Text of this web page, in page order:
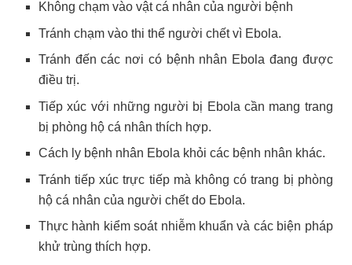
Không chạm vào vật cá nhân của người bệnh
Tránh chạm vào thi thể người chết vì Ebola.
Tránh đến các nơi có bệnh nhân Ebola đang được
điều trị.
Tiếp xúc với những người bị Ebola cần mang trang
bị phòng hộ cá nhân thích hợp.
Cách ly bệnh nhân Ebola khỏi các bệnh nhân khác.
Tránh tiếp xúc trực tiếp mà không có trang bị phòng
hộ cá nhân của người chết do Ebola.
Thực hành kiểm soát nhiễm khuẩn và các biện pháp
khử trùng thích hợp.